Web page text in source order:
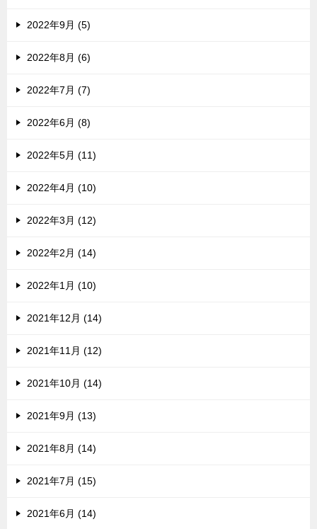
2022年9月 (5)
2022年8月 (6)
2022年7月 (7)
2022年6月 (8)
2022年5月 (11)
2022年4月 (10)
2022年3月 (12)
2022年2月 (14)
2022年1月 (10)
2021年12月 (14)
2021年11月 (12)
2021年10月 (14)
2021年9月 (13)
2021年8月 (14)
2021年7月 (15)
2021年6月 (14)